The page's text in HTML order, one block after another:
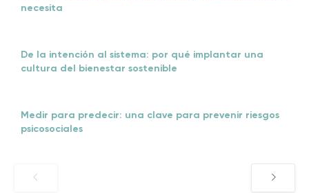
necesita
De la intención al sistema: por qué implantar una
cultura del bienestar sostenible
Medir para predecir: una clave para prevenir riesgos
psicosociales